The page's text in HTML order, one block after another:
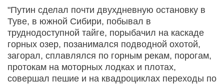
"Путин сделал почти двухдневную остановку в
Туве, в южной Сибири, побывал в
труднодоступной тайге, порыбачил на каскаде
горных озер, позанимался подводной охотой,
загорал, сплавлялся по горным рекам, порогам,
протокам на моторных лодках и плотах,
совершал пешие и на квадроциклах переходы по